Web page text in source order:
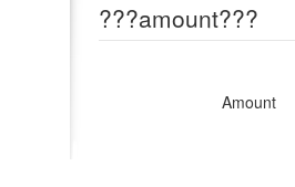
???amount???
Amount